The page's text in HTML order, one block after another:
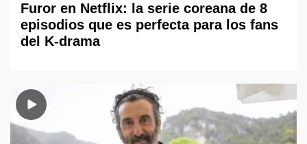
Furor en Netflix: la serie coreana de 8
episodios que es perfecta para los fans
del K-drama